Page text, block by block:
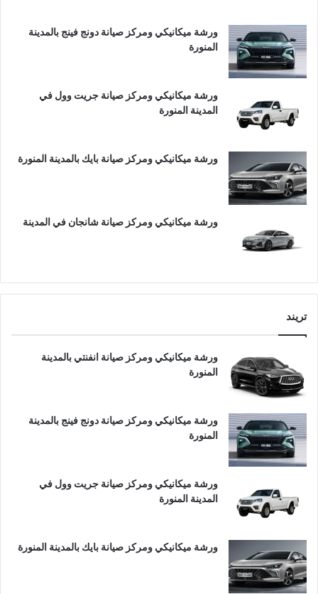
ورشة ميكانيكي ومركز صيانة دونج فينج بالمدينة
المنورة
ورشة ميكانيكي ومركز صيانة جريت وول في
المدينة المنورة
ورشة ميكانيكي ومركز صيانة بايك بالمدينة المنورة
ورشة ميكانيكي ومركز صيانة شانجان في المدينة
تريند
ورشة ميكانيكي ومركز صيانة انفنتي بالمدينة
المنورة
ورشة ميكانيكي ومركز صيانة دونج فينج بالمدينة
المنورة
ورشة ميكانيكي ومركز صيانة جريت وول في
المدينة المنورة
ورشة ميكانيكي ومركز صيانة بايك بالمدينة المنورة